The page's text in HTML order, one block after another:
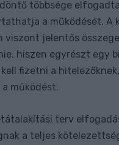
többsége
a működését. A
viszont jelentős
hiszen egyrészt egy
fizetni a
működést.
terv
a teljes